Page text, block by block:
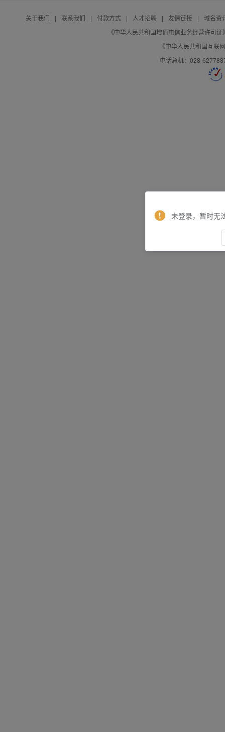
关于我们 | 联系我们 | 付款方式 | 人才招聘 | 友情链接 |
域名资
《中华人民共和国增值电信业务经营许可
《中华人民共和国互联
电话总机：028-
未登录，暂时无